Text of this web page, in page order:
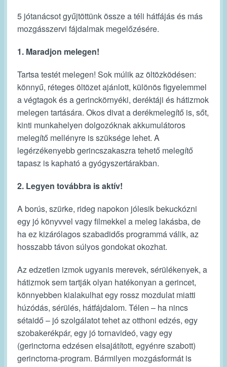
5 jótanácsot gyűjtöttünk össze a téli hátfájás és más
mozgásszervi fájdalmak megelőzésére.
1. Maradjon melegen!
Tartsa testét melegen! Sok múlik az öltözködésen:
könnyű, réteges öltözet ajánlott, különös figyelemmel
a végtagok és a gerinckörnyéki, deréktáji és hátizmok
melegen tartására. Okos divat a derékmelegítő is, sőt,
kinti munkahelyen dolgozóknak akkumulátoros
melegítő mellényre is szüksége lehet. A
legérzékenyebb gerincszakaszra tehető melegítő
tapasz is kapható a gyógyszertárakban.
2. Legyen továbbra is aktív!
A borús, szürke, rideg napokon jólesik bekuckózni
egy jó könyvvel vagy filmekkel a meleg lakásba, de
ha ez kizárólagos szabadidős programmá válik, az
hosszabb távon súlyos gondokat okozhat.
Az edzetlen izmok ugyanis merevek, sérülékenyek, a
hátizmok sem tartják olyan hatékonyan a gerincet,
könnyebben kialakulhat egy rossz mozdulat miatti
húzódás, sérülés, hátfájdalom. Télen – ha nincs
sétaidő – jó szolgálatot tehet az otthoni edzés, egy
szobakerékpár, egy jó tornavideó, vagy egy
(gerinctorna edzésen elsajátított, egyénre szabott)
gerinctorna-program. Bármilyen mozgásformát is